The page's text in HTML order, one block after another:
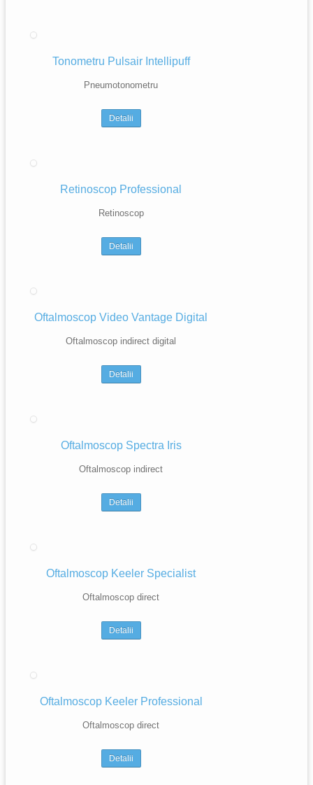
Tonometru Pulsair Intellipuff
Pneumotonometru
Detalii
Retinoscop Professional
Retinoscop
Detalii
Oftalmoscop Video Vantage Digital
Oftalmoscop indirect digital
Detalii
Oftalmoscop Spectra Iris
Oftalmoscop indirect
Detalii
Oftalmoscop Keeler Specialist
Oftalmoscop direct
Detalii
Oftalmoscop Keeler Professional
Oftalmoscop direct
Detalii